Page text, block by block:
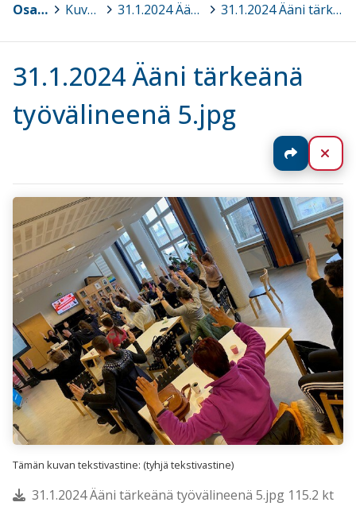
Osaava Satakunta Kuvagalleria 31.1.2024 Ääni tärkeänä työvälineenä - Ääniergonomian koulutusta sivistystoimialan puhetyöläisille, Pori > 31.1.2024 Ääni tärkeänä työvälineenä 5.jpg
31.1.2024 Ääni tärkeänä
työvälineenä 5.jpg
Jaa
Tämän kuvan tekstivastine: (tyhjä tekstivastine)
31.1.2024 Ääni tärkeänä työvälineenä 5.jpg 115.2 kt